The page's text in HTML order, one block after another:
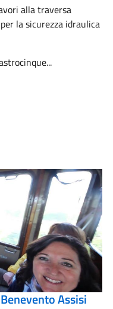
alla traversa
la sicurezza idraulica
Assisi